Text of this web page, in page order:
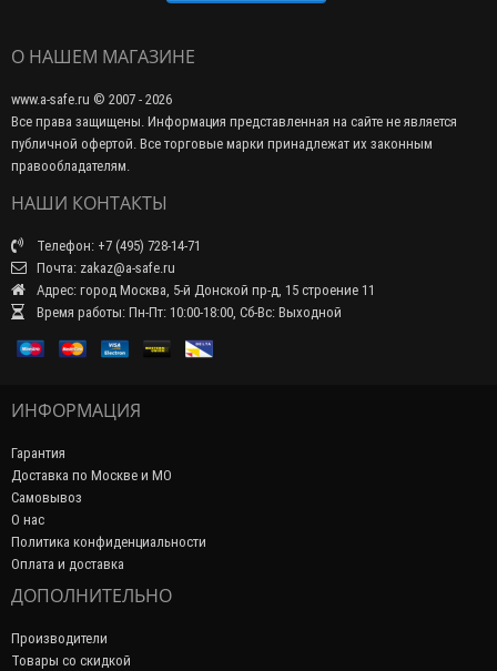
О НАШЕМ МАГАЗИНЕ
www.a-safe.ru © 2007 - 2026
Все права защищены. Информация представленная на сайте не является
публичной офертой. Все торговые марки принадлежат их законным
правообладателям.
НАШИ КОНТАКТЫ
Телефон: +7 (495) 728-14-71
Почта: zakaz@a-safe.ru
Адрес: город Москва, 5-й Донской пр-д, 15 строение 11
Время работы: Пн-Пт: 10:00-18:00, Сб-Вс: Выходной
ИНФОРМАЦИЯ
Гарантия
Доставка по Москве и МО
Самовывоз
О нас
Политика конфиденциальности
Оплата и доставка
ДОПОЛНИТЕЛЬНО
Производители
Товары со скидкой